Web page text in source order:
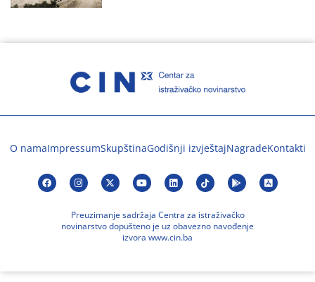
O namaImpressumSkupštinaGodišnji izvještajNagradeKontakti
Preuzimanje sadržaja Centra za istraživačko
novinarstvo dopušteno je uz obavezno navođenje
izvora www.cin.ba